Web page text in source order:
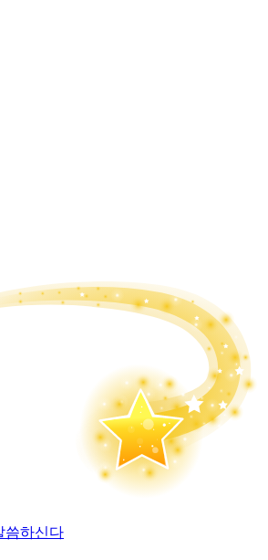
씀하신다